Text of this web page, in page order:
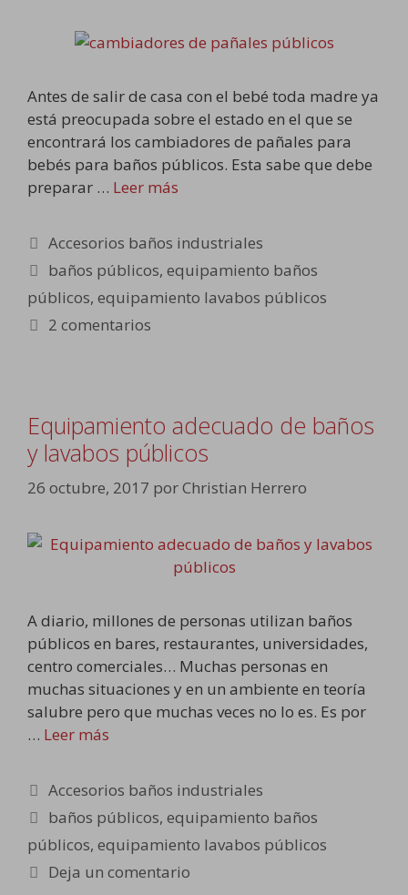
Antes de salir de casa con el bebé toda madre ya
está preocupada sobre el estado en el que se
encontrará los cambiadores de pañales para
bebés para baños públicos. Esta sabe que debe
preparar … Leer más
Categorías
Accesorios baños industriales
Etiquetas
baños públicos,equipamiento baños
públicos, equipamiento lavabos públicos
2 comentarios
Equipamiento adecuado de baños
y lavabos públicos
26 octubre, 2017 porChristian Herrero
A diario, millones de personas utilizan baños
públicos en bares, restaurantes, universidades,
centro comerciales… Muchas personas en
muchas situaciones y en un ambiente en teoría
salubre pero que muchas veces no lo es. Es por
… Leer más
Categorías
Accesorios baños industriales
Etiquetas
baños públicos,equipamiento baños
públicos, equipamiento lavabos públicos
Deja un comentario